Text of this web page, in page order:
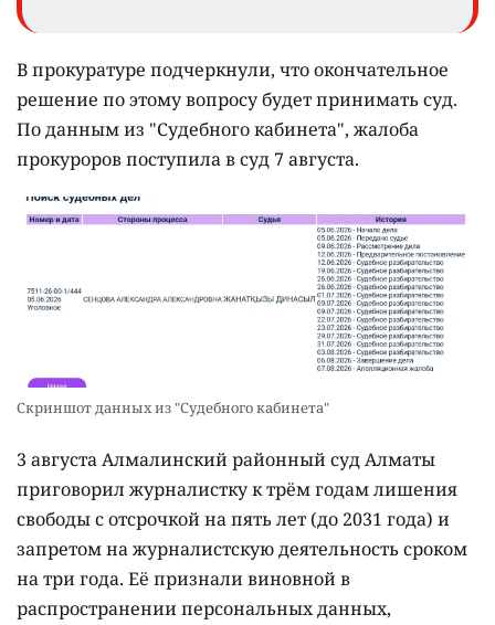
В прокуратуре подчеркнули, что окончательное
решение по этому вопросу будет принимать суд.
По данным из "Судебного кабинета", жалоба
прокуроров поступила в суд 7 августа.
Скриншот данных из "Судебного кабинета"
3 августа Алмалинский районный суд Алматы
приговорил журналистку к трём годам лишения
свободы с отсрочкой на пять лет (до 2031 года) и
запретом на журналистскую деятельность сроком
на три года. Её признали виновной в
распространении персональных данных,